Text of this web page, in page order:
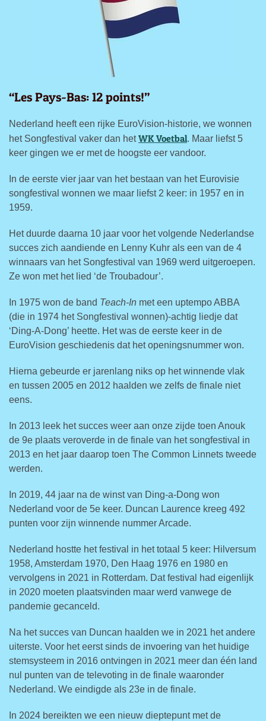
“Les Pays-Bas: 12 points!”
Nederland heeft een rijke EuroVision-historie, we wonnen
het Songfestival vaker dan hetWK Voetbal. Maar liefst 5
keer gingen we er met de hoogste eer vandoor.
In de eerste vier jaar van het bestaan van het Eurovisie
songfestival wonnen we maar liefst 2 keer: in 1957 en in
1959.
Het duurde daarna 10 jaar voor het volgende Nederlandse
succes zich aandiende en Lenny Kuhr als een van de 4
winnaars van het Songfestival van 1969 werd uitgeroepen.
Ze won met het lied ‘de Troubadour’.
In 1975 won de band Teach-In met een uptempo ABBA
(die in 1974 het Songfestival wonnen)-achtig liedje dat
‘Ding-A-Dong’ heette. Het was de eerste keer in de
EuroVision geschiedenis dat het openingsnummer won.
Hierna gebeurde er jarenlang niks op het winnende vlak
en tussen 2005 en 2012 haalden we zelfs de finale niet
eens.
In 2013 leek het succes weer aan onze zijde toen Anouk
de 9e plaats veroverde in de finale van het songfestival in
2013 en het jaar daarop toen The Common Linnets tweede
werden.
In 2019, 44 jaar na de winst van Ding-a-Dong won
Nederland voor de 5e keer. Duncan Laurence kreeg 492
punten voor zijn winnende nummer Arcade.
Nederland hostte het festival in het totaal 5 keer: Hilversum
1958, Amsterdam 1970, Den Haag 1976 en 1980 en
vervolgens in 2021 in Rotterdam. Dat festival had eigenlijk
in 2020 moeten plaatsvinden maar werd vanwege de
pandemie gecanceld.
Na het succes van Duncan haalden we in 2021 het andere
uiterste. Voor het eerst sinds de invoering van het huidige
stemsysteem in 2016 ontvingen in 2021 meer dan één land
nul punten van de televoting in de finale waaronder
Nederland. We eindigde als 23e in de finale.
In 2024 bereikten we een nieuw dieptepunt met de